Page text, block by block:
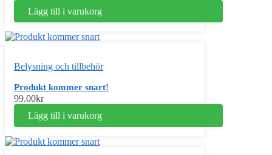
Lägg till i varukorg
Belysning och tillbehör
Produkt kommer snart!
99.00kr
Lägg till i varukorg